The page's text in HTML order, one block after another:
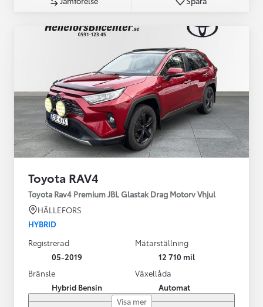
Toyota RAV4
Toyota Rav4 Premium JBL Glastak Drag Motorv Vhjul
HÄLLEFORS
HYBRID
Registrerad
05-2019
Mätarställning
12 710 mil
Bränsle
Hybrid Bensin
Växellåda
Automat
Visa mer